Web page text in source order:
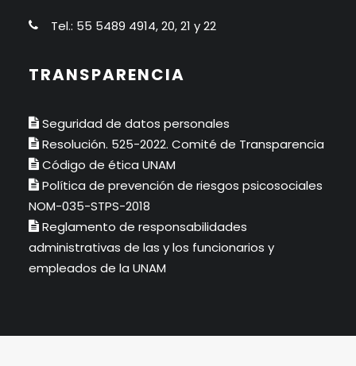
Tel.: 55 5489 4914, 20, 21 y 22
TRANSPARENCIA
Seguridad de datos personales
Resolución. 525-2022. Comité de Transparencia
Código de ética UNAM
Política de prevención de riesgos psicosociales
NOM-035-STPS-2018
Reglamento de responsabilidades
administrativas de las y los funcionarios y
empleados de la UNAM